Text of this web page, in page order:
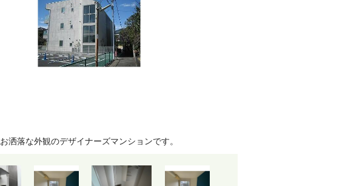
お洒落な外観のデザイナーズマンションです。